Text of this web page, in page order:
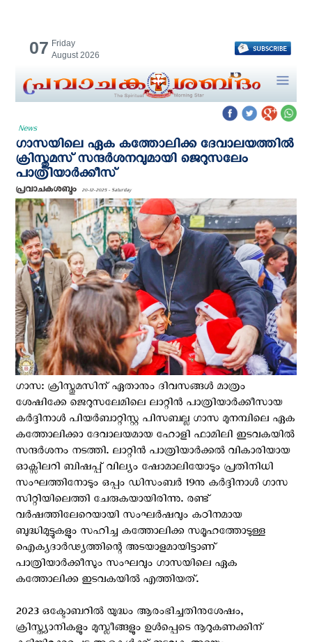
07 Friday
August 2026
News
ഗാസയിലെ ഏക കത്തോലിക്ക ദേവാലയത്തില്‍
ക്രിസ്തുമസ് സന്ദര്‍ശനവുമായി ജെറുസലേം
പാത്രിയാര്‍ക്കീസ്
പ്രവാചകശബ്ദം 20-12-2025 - Saturday
ഗാസ: ക്രിസ്തുമസിന് ഏതാനും ദിവസങ്ങള്‍ മാത്രം
ശേഷിക്കേ ജെറുസലേമിലെ ലാറ്റിൻ പാത്രിയാർക്കീസായ
കർദ്ദിനാൾ പിയർബാറ്റിസ്റ്റ പിസബല്ല ഗാസ മുനമ്പിലെ ഏക
കത്തോലിക്കാ ദേവാലയമായ ഹോളി ഫാമിലി ഇടവകയിൽ
സന്ദര്‍ശനം നടത്തി. ലാറ്റിൻ പാത്രിയാർക്കൽ വികാരിയായ
ഓക്സിലറി ബിഷപ്പ് വില്യം ഷോമാലിയോടും പ്രതിനിധി
സംഘത്തിനോടും ഒപ്പം ഡിസംബർ 19നു കർദ്ദിനാൾ ഗാസ
സിറ്റിയിലെത്തി ചേരുകയായിരിന്നു. രണ്ട്
വർഷത്തിലേറെയായി സംഘർഷവും കഠിനമായ
ബുദ്ധിമുട്ടുകളും സഹിച്ച കത്തോലിക്ക സമൂഹത്തോടുള്ള
ഐക്യദാർഢ്യത്തിന്റെ അടയാളമായിട്ടാണ്
പാത്രിയാർക്കീസും സംഘവും ഗാസയിലെ ഏക
കത്തോലിക്ക ഇടവകയില്‍ എത്തിയത്.
2023 ഒക്ടോബറിൽ യുദ്ധം ആരംഭിച്ചതിനുശേഷം,
ക്രിസ്ത്യാനികളും മുസ്ലീങ്ങളും ഉൾപ്പെടെ നൂറുകണക്കിന്